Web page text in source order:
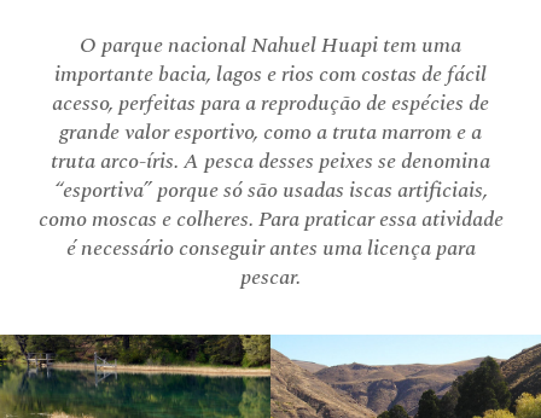
O parque nacional Nahuel Huapi tem uma
importante bacia, lagos e rios com costas de fácil
acesso, perfeitas para a reprodução de espécies de
grande valor esportivo, como a truta marrom e a
truta arco-íris. A pesca desses peixes se denomina
“esportiva” porque só são usadas iscas artificiais,
como moscas e colheres. Para praticar essa atividade
é necessário conseguir antes uma licença para
pescar.